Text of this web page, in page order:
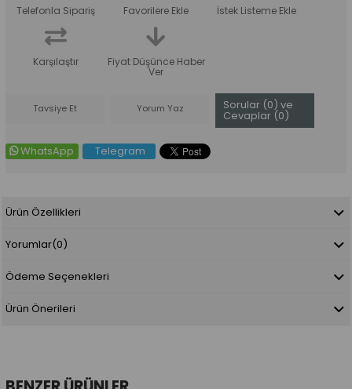
Telefonla Sipariş Favorilere Ekle İstek Listeme Ekle
Karşılaştır Fiyat Düşünce Haber
Ver
Tavsiye Et Yorum Yaz Sorular (0) ve
Cevaplar (0)
WhatsApp Telegram
Ürün Özellikleri
Yorumlar(0)
Ödeme Seçenekleri
Ürün Önerileri